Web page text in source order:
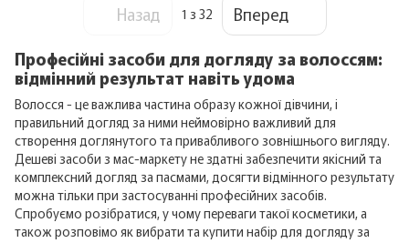
Назад 1 з 32
Вперед
Професійні засоби для догляду за волоссям:
відмінний результат навіть удома
Волосся - це важлива частина образу кожної дівчини, і
правильний догляд за ними неймовірно важливий для
створення доглянутого та привабливого зовнішнього вигляду.
Дешеві засоби з мас-маркету не здатні забезпечити якісний та
комплексний догляд за пасмами, досягти відмінного результату
можна тільки при застосуванні професійних засобів.
Спробуємо розібратися, у чому переваги такої косметики, а
також розповімо як вибрати та купити набір для догляду за